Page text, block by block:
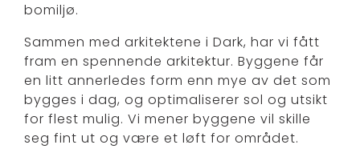
bomiljø.
Sammen med arkitektene i Dark, har vi fått
fram en spennende arkitektur. Byggene får
en litt annerledes form enn mye av det som
bygges i dag, og optimaliserer sol og utsikt
for flest mulig. Vi mener byggene vil skille
seg fint ut og være et løft for området.